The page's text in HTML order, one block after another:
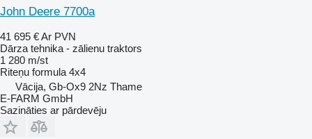
John Deere 7700a
41 695 €Ar PVN
Dārza tehnika - zālienu traktors
1 280 m/st
Riteņu formula 4x4
Vācija, Gb-Ox9 2Nz Thame
E-FARM GmbH
Sazināties ar pārdevēju